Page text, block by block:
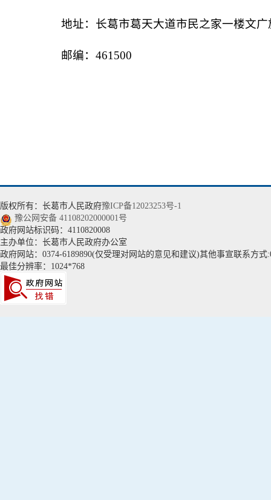
地址：长葛市葛天大道市民之家一楼文
邮编：461500
版权所有：长葛市人民政府豫ICP备12023253号-1
豫公网安备 41108202000001号
政府网站标识码：4110820008
主办单位：长葛市人民政府办公室
政府网站：0374-6189890(仅受理对网站的意见和建议)其他事宣联系方式
最佳分辨率：1024*768